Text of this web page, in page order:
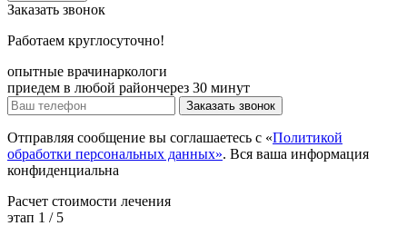
Заказать звонок
Работаем круглосуточно!
опытные врачинаркологи
приедем в любой райончерез 30 минут
Заказать звонок
Отправляя сообщение вы соглашаетесь с «Политикой
обработки персональных данных». Вся ваша информация
конфиденциальна
Расчет стоимости лечения
этап 1 / 5